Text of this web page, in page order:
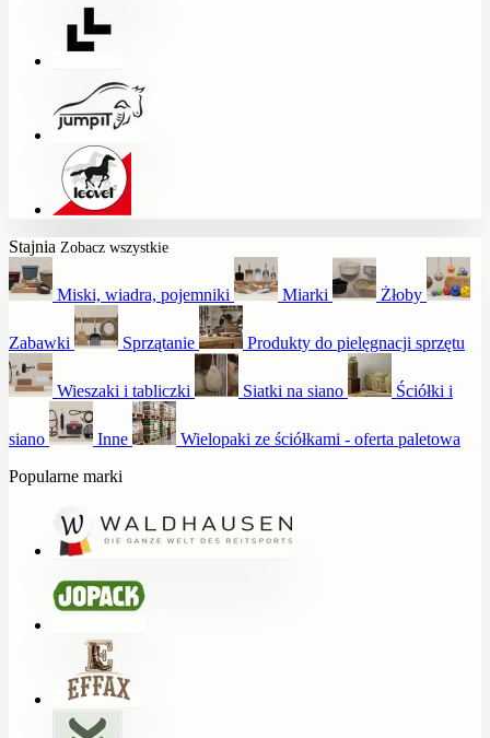
Stajnia Zobacz wszystkie
Miski, wiadra, pojemniki Miarki Żłoby
Zabawki Sprzątanie Produkty do pielęgnacji sprzętu
Wieszaki i tabliczki Siatki na siano Ściółki i
siano Inne
Wielopaki ze ściółkami - oferta paletowa
Popularne marki